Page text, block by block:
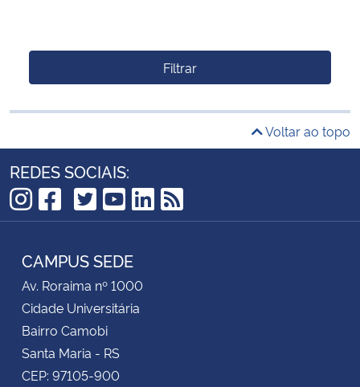
Filtrar
Voltar ao topo
REDES SOCIAIS:
Instagram
Facebook
TikTok
Twitter
YouTube
LinkedIn
RSS
CAMPUS SEDE
Av. Roraima nº 1000
Cidade Universitária
Bairro Camobi
Santa Maria - RS
CEP: 97105-900